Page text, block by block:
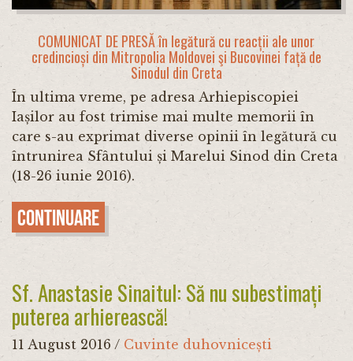
COMUNICAT DE PRESĂ în legătură cu reacții ale unor
credincioși din Mitropolia Moldovei şi Bucovinei față de
Sinodul din Creta
În ultima vreme, pe adresa Arhiepiscopiei
Iașilor au fost trimise mai multe memorii în
care s-au exprimat diverse opinii în legătură cu
întrunirea Sfântului și Marelui Sinod din Creta
(18-26 iunie 2016).
Continuare
Sf. Anastasie Sinaitul: Să nu subestimați
puterea arhierească!
11 August 2016 / Cuvinte duhovnicești